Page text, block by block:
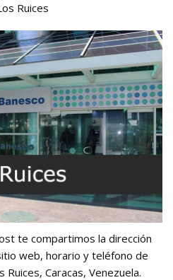
Ruices
te compartimos la dirección
web, horario y teléfono de
Caracas, Venezuela.